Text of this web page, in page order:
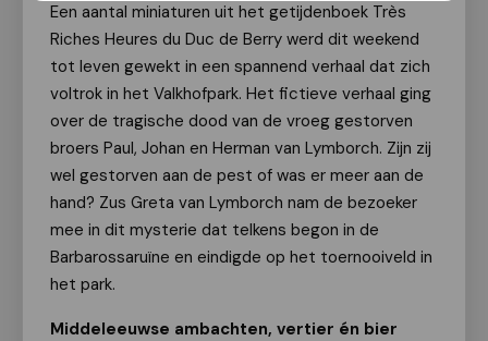
Een aantal miniaturen uit het getijdenboek Très
Riches Heures du Duc de Berry werd dit weekend
tot leven gewekt in een spannend verhaal dat zich
voltrok in het Valkhofpark. Het fictieve verhaal ging
over de tragische dood van de vroeg gestorven
broers Paul, Johan en Herman van Lymborch. Zijn zij
wel gestorven aan de pest of was er meer aan de
hand? Zus Greta van Lymborch nam de bezoeker
mee in dit mysterie dat telkens begon in de
Barbarossaruïne en eindigde op het toernooiveld in
het park.
Middeleeuwse ambachten, vertier én bier